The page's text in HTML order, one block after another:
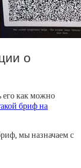
о
его как можно
бриф на
мы назначаем с